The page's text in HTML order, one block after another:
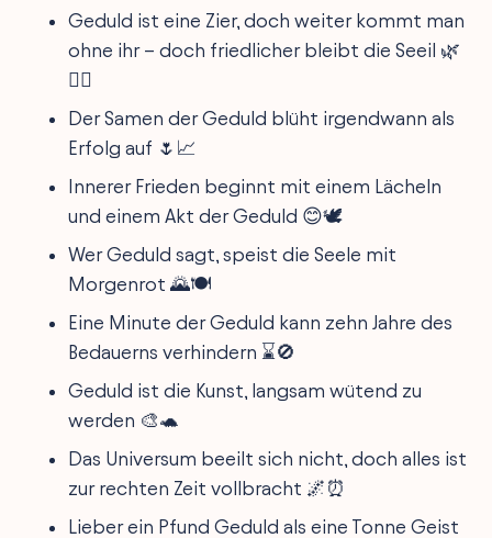
Geduld ist eine Zier, doch weiter kommt man
ohne ihr – doch friedlicher bleibt die Seeil 🌿
🧘‍♂️
Der Samen der Geduld blüht irgendwann als
Erfolg auf 🌷📈
Innerer Frieden beginnt mit einem Lächeln
und einem Akt der Geduld 😊🕊️
Wer Geduld sagt, speist die Seele mit
Morgenrot 🌄🍽
Eine Minute der Geduld kann zehn Jahre des
Bedauerns verhindern ⌛️🚫
Geduld ist die Kunst, langsam wütend zu
werden 🎨🐢
Das Universum beeilt sich nicht, doch alles ist
zur rechten Zeit vollbracht 🌌⏰
Lieber ein Pfund Geduld als eine Tonne Geist